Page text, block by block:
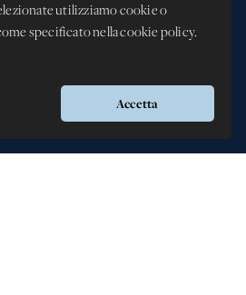
utilizziamo cookie o
specificato nella cookie policy.
Accetta